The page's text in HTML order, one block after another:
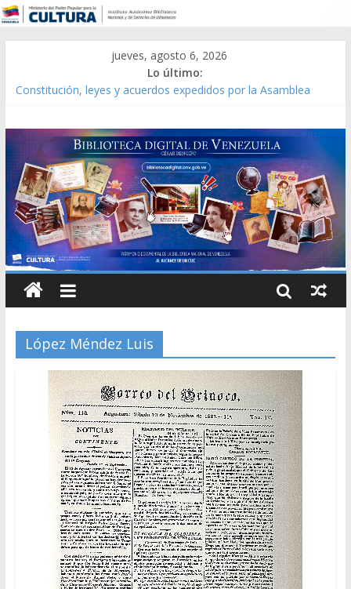
jueves, agosto 6, 2026
Lo último:
Constitución, leyes y acuerdos expedidos por la Asamblea
Modesta Bor Sánchez [material gráfico]
Gaceta Oficial de la República de Venezuela año CXXXIII Mes V,
Caracas 09 de marzo de 2006 N° 38.394
Catálogo temático de obras de Modesta Bor
López Méndez Luis